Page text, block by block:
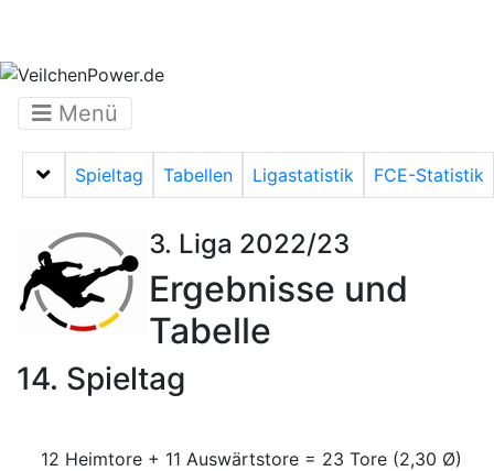
Menü
Menü auf-/zuklappen
Spieltag Tabellen Ligastatistik FCE-Statistik
3. Liga 2022/23
Ergebnisse und
Tabelle
14. Spieltag
12 Heimtore + 11 Auswärtstore = 23 Tore (2,30 Ø)